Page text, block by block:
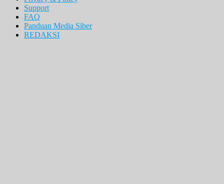
Support
FAQ
Panduan Media Siber
REDAKSI